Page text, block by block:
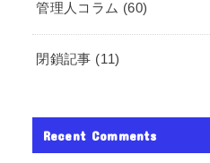
管理人コラム (60)
閉鎖記事 (11)
Recent Comments